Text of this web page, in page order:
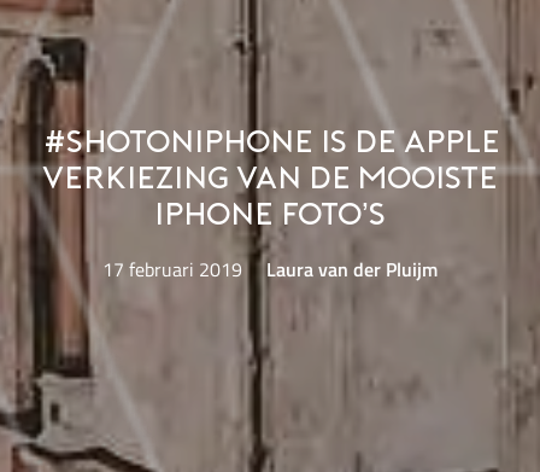
#ShotoniPhone is de Apple
verkiezing van de mooiste
iPhone foto’s
17 februari 2019 Laura van der Pluijm